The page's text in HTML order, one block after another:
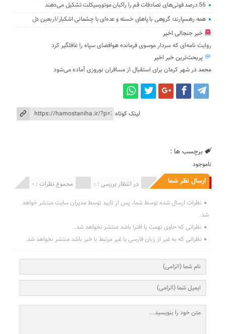
56 درصد فوتی‌های تصادفات قم را راکبان موتورسیکلت تشکیل می‌دهند
همه رهسپارند؛ گروهی با پاهای خسته و عده‌ای با چشمانی اشکبار/اربعین دل
خبر جنجالی اخیر
روایت نامه‌ای که سردار موسوی فرمانده هوافضای سپاه را غافلگیر کرد
پربحث‌ترین خبر اخیر
محمد درشهر کرمان برای استقبال از مسافران نوروزی آماده می‌شود
لینک کوتاه
برچسب ها :
ناموجود
ارسال نظر شما مجموع نظرات : 0 در انتظار بررسی : 0 انتشار یافته : 0
نظرات ارسال شده توسط شما، پس از تایید توسط مدیران سایت منتشر خواهد
شد.
نظراتی که حاوی تهمت یا افترا باشد منتشر نخواهد شد.
نظراتی که به غیر از زبان فارسی یا غیر مرتبط با خبر باشد منتشر نخواهد شد.